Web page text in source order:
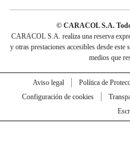
© CARACOL S.A.
CARACOL S.A. realiza una reserva
y otras prestaciones accesibles desde
medios que
Aviso legal Política de
Configuración de cookies